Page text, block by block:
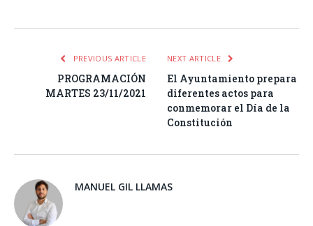
PREVIOUS ARTICLE
PROGRAMACIÓN
MARTES 23/11/2021
NEXT ARTICLE
El Ayuntamiento prepara
diferentes actos para
conmemorar el Día de la
Constitución
MANUEL GIL LLAMAS